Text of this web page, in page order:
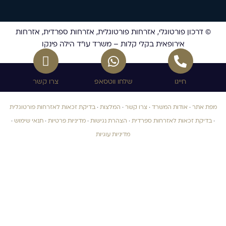
© דרכון פורטוגלי, אזרחות פורטוגלית, אזרחות ספרדית, אזרחות
אירופאית בקלי קלות – משרד עו”ד הילה פינקו
חייגו שלחו ווטסאפ צרו קשר
מפת אתר · אודות המשרד · צרו קשר · המלצות · בדיקת זכאות לאזרחות פורטוגלית
· בדיקת זכאות לאזרחות ספרדית · הצהרת נגישות · מדיניות פרטיות · תנאי שימוש ·
מדיניות עוגיות